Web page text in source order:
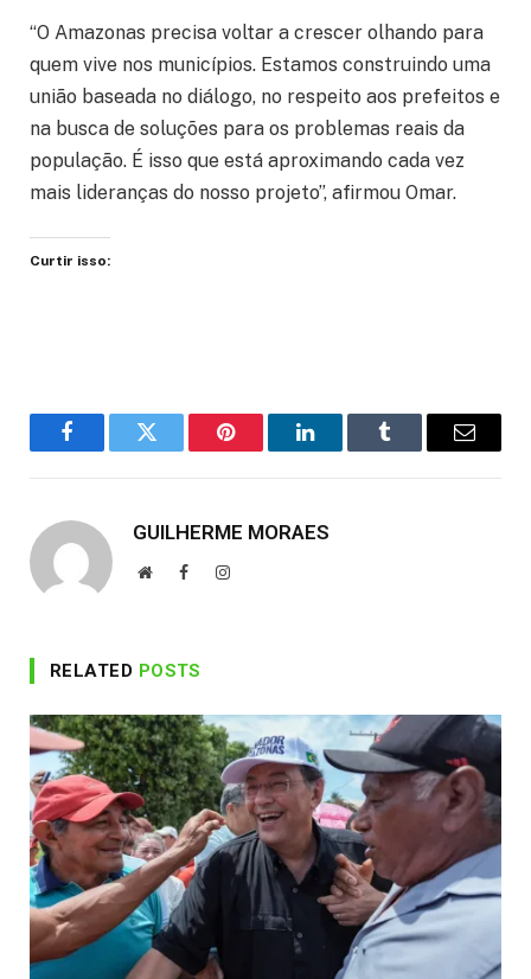
“O Amazonas precisa voltar a crescer olhando para
quem vive nos municípios. Estamos construindo uma
união baseada no diálogo, no respeito aos prefeitos e
na busca de soluções para os problemas reais da
população. É isso que está aproximando cada vez
mais lideranças do nosso projeto”, afirmou Omar.
Curtir isso:
FacebookTwitter Pinterest LinkedInTumblr Email
GUILHERME MORAES
WebsiteFacebookInstagram
RELATED POSTS